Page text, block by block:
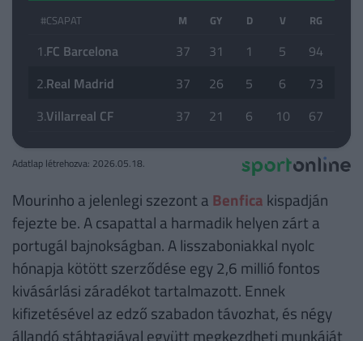
#CSAPAT M GY D V RG
1.FC Barcelona 37 31 1 5 94
2.Real Madrid 37 26 5 6 73
3.Villarreal CF 37 21 6 10 67
Adatlap létrehozva: 2026.05.18.
Mourinho a jelenlegi szezont a Benfica kispadján
fejezte be. A csapattal a harmadik helyen zárt a
portugál bajnokságban. A lisszaboniakkal nyolc
hónapja kötött szerződése egy 2,6 millió fontos
kivásárlási záradékot tartalmazott. Ennek
kifizetésével az edző szabadon távozhat, és négy
állandó stábtagjával együtt megkezdheti munkáját